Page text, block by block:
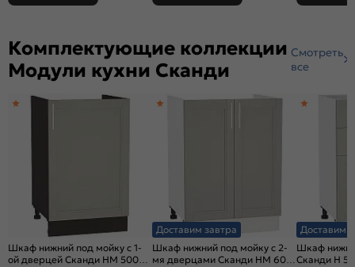
Комплектующие коллекции
Модули кухни Сканди
Смотреть
все
Шкаф нижний под мойку с 1-
ой дверцей Сканди НМ 500
Доставим завтра
Шкаф нижний под мойку с 2-
мя дверцами Сканди НМ 600
Доставим
Шкаф
Сканди Н